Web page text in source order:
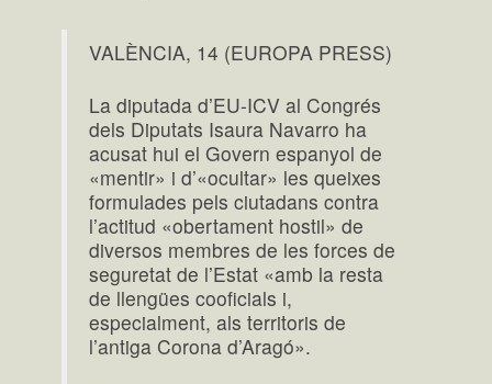
VALÈNCIA, 14 (EUROPA PRESS)
La diputada d’EU-ICV al Congrés
dels Diputats Isaura Navarro ha
acusat hui el Govern espanyol de
«mentir» i d’«ocultar» les queixes
formulades pels ciutadans contra
l’actitud «obertament hostil» de
diversos membres de les forces de
seguretat de l’Estat «amb la resta
de llengües cooficials i,
especialment, als territoris de
l’antiga Corona d’Aragó».